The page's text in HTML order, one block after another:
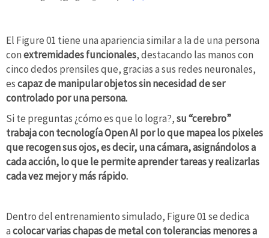
El Figure 01 tiene una apariencia similar a la de una persona
conextremidades funcionales, destacando las manos con
cinco dedos prensiles que, gracias a sus redes neuronales,
escapaz de manipular objetos sin necesidad de ser
controlado por una persona.
Si te preguntas ¿cómo es que lo logra?,su “cerebro”
trabaja con tecnología Open AI por lo que mapea los pixeles
que recogen sus ojos, es decir, una cámara, asignándolos a
cada acción, lo que le permite aprender tareas y realizarlas
cada vez mejor y más rápido.
Dentro del entrenamiento simulado, Figure 01 se dedica
acolocar varias chapas de metal con tolerancias menores a